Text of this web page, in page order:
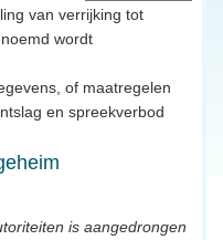
van verrijking tot
wordt
of maatregelen
en spreekverbod
is aangedrongen